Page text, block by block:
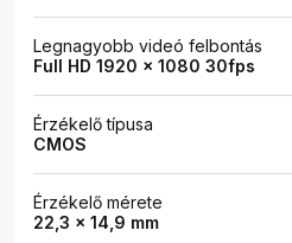
Legnagyobb videó felbontás
Full HD 1920 x 1080 30fps
Érzékelő típusa
CMOS
Érzékelő mérete
22,3 x 14,9 mm